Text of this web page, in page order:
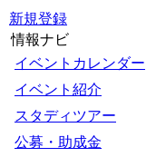
新規登録
情報ナビ
イベントカレンダー
イベント紹介
スタディツアー
公募・助成金